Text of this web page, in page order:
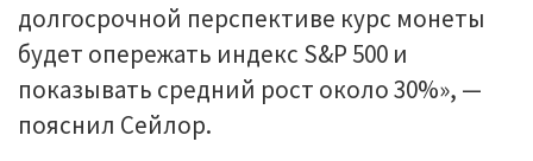
долгосрочной перспективе курс монеты
будет опережать индекс S&P 500 и
показывать средний рост около 30%», —
пояснил Сейлор.